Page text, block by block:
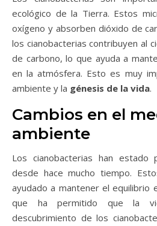
ecológico de la Tierra. Estos
oxígeno y absorben dióxido de
los cianobacterias contribuyen al
de carbono, lo que ayuda a
en la atmósfera. Esto es muy
ambiente y la génesis de la vida.
Cambios en el
ambiente
Los cianobacterias han
desde hace mucho tiempo.
ayudado a mantener el equilibrio
que ha permitido que la
descubrimiento de los